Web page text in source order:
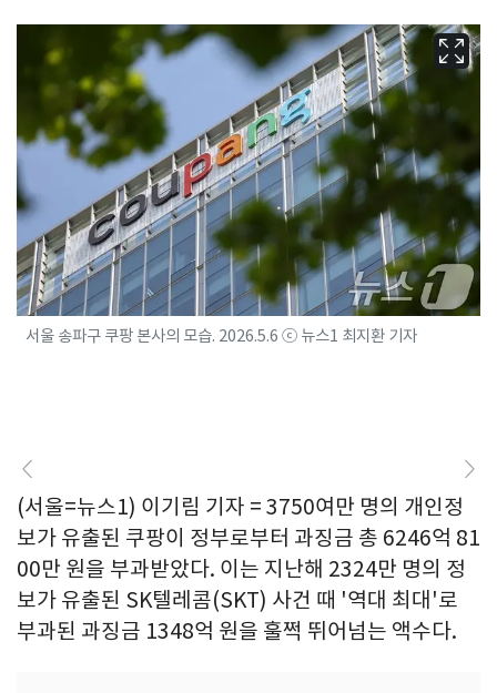
서울 송파구 쿠팡 본사의 모습. 2026.5.6 ⓒ 뉴스1 최지환 기자
(서울=뉴스1) 이기림 기자 = 3750여만 명의 개인정
보가 유출된 쿠팡이 정부로부터 과징금 총 6246억 81
00만 원을 부과받았다. 이는 지난해 2324만 명의 정
보가 유출된 SK텔레콤(SKT) 사건 때 '역대 최대'로
부과된 과징금 1348억 원을 훌쩍 뛰어넘는 액수다.